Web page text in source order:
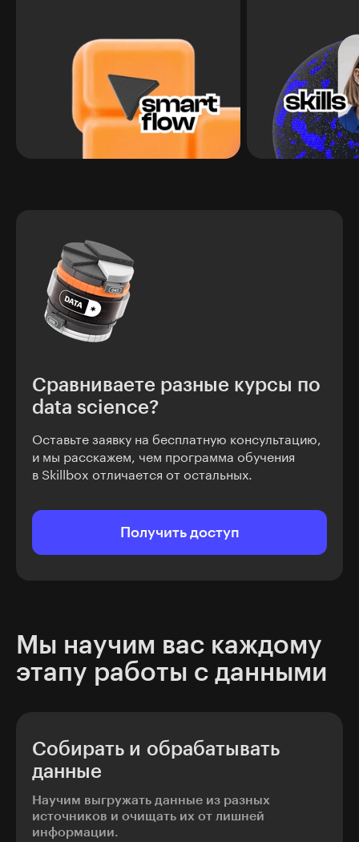
Сравниваете разные курсы по
data science?
Оставьте заявку на бесплатную консультацию,
и мы расскажем, чем программа обучения
в Skillbox отличается от остальных.
Получить доступ
Мы научим вас каждому
этапу работы с данными
Собирать и обрабатывать
данные
Научим выгружать данные из разных
источников и очищать их от лишней
информации.